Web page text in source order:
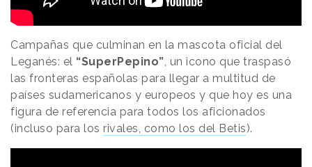
Campañas que culminan en la mascota oficial del
Leganés: el “SuperPepino” , un icono que traspasó
las fronteras españolas para llegar a multitud de
países sudamericanos y europeos y que hoy es una
figura de referencia para todos los aficionados
(incluso para los rivales, como los del Betis).